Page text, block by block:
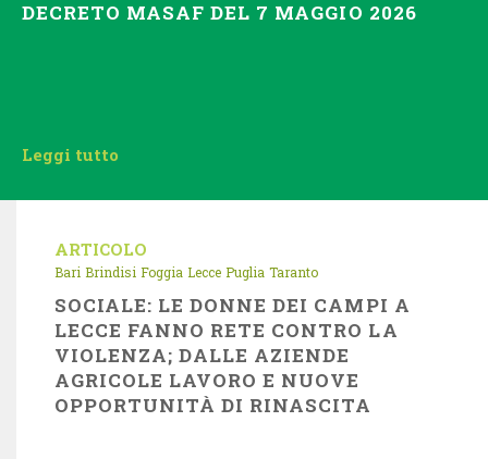
DECRETO MASAF DEL 7 MAGGIO 2026
Leggi tutto
ARTICOLO
Bari Brindisi Foggia Lecce Puglia Taranto
SOCIALE: LE DONNE DEI CAMPI A
LECCE FANNO RETE CONTRO LA
VIOLENZA; DALLE AZIENDE
AGRICOLE LAVORO E NUOVE
OPPORTUNITÀ DI RINASCITA